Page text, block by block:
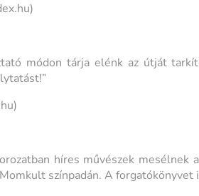
módon tárja elénk az útját
híres művészek
színpadán. A forgatókönyvet